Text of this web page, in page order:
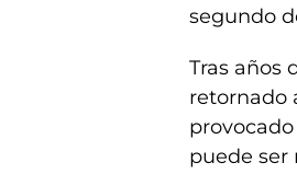
segundo
Tras años
retornado
puede ser